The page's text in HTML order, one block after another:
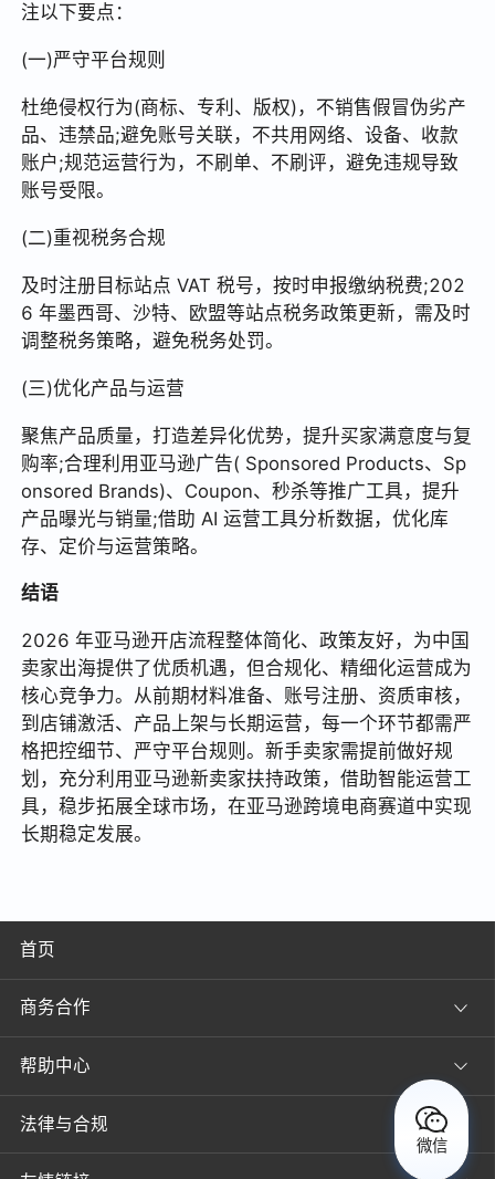
注以下要点：
(一)严守平台规则
杜绝侵权行为(商标、专利、版权)，不销售假冒伪劣产
品、违禁品;避免账号关联，不共用网络、设备、收款
账户;规范运营行为，不刷单、不刷评，避免违规导致
账号受限。
(二)重视税务合规
及时注册目标站点 VAT 税号，按时申报缴纳税费;202
6 年墨西哥、沙特、欧盟等站点税务政策更新，需及时
调整税务策略，避免税务处罚。
(三)优化产品与运营
聚焦产品质量，打造差异化优势，提升买家满意度与复
购率;合理利用亚马逊广告( Sponsored Products、Sp
onsored Brands)、Coupon、秒杀等推广工具，提升
产品曝光与销量;借助 AI 运营工具分析数据，优化库
存、定价与运营策略。
结语
2026 年亚马逊开店流程整体简化、政策友好，为中国
卖家出海提供了优质机遇，但合规化、精细化运营成为
核心竞争力。从前期材料准备、账号注册、资质审核，
到店铺激活、产品上架与长期运营，每一个环节都需严
格把控细节、严守平台规则。新手卖家需提前做好规
划，充分利用亚马逊新卖家扶持政策，借助智能运营工
具，稳步拓展全球市场，在亚马逊跨境电商赛道中实现
长期稳定发展。
微信
首页
商务合作
帮助中心
法律与合规